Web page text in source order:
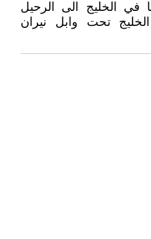
في الخليج الى الرحيل
تحت وابل نيران